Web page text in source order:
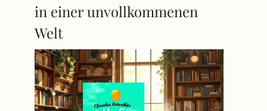
in einer unvollkommenen
Welt